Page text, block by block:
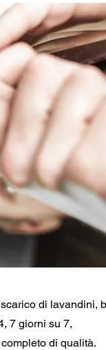
di lavandini,
7 giorni su 7,
di qualità.